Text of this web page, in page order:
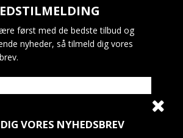
først med de bedste tilbud og
nyheder, så tilmeld dig vores
vil gerne tilmeldes nyhedsbrevet
VORES NYHEDSBREV